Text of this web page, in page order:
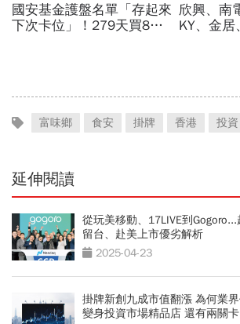
國安基金護盤名單「存起來
下次卡位」！279天買8檔
欣興、南
KY、金居
最賺？
富味鄉 食安 掛牌 香港 投資
延伸閱讀
從玩美移動、17LIVE到
留台、赴美上市優劣解析
2025-04-23
掛牌新創九成市值翻漲 為何業
變身投資市場精品店 還有兩關卡